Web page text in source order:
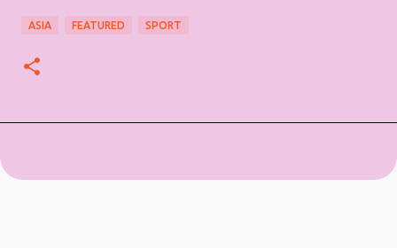
ASIA FEATURED SPORT